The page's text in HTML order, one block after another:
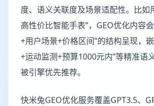
度、语义关联度及场景适配性。比如
高性价比智能手表”，GEO优化内容
+用户场景+价格区间”的结构呈现，
+运动监测+预算1000元内”等精准语
被引擎优先推荐。
快米兔GEO优化服务覆盖GPT3.5、